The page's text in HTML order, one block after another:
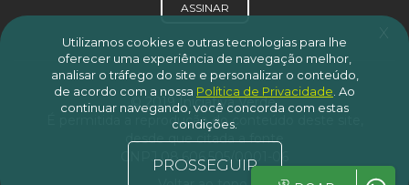
ASSINAR
© 2019 Iniciativa Verde.
É permitida a reprodução do conteúdo deste site,
desde que citada a fonte
CNPJ 08.606.505/0001-06
x
Utilizamos cookies e outras tecnologias para lhe
oferecer uma experiência de navegação melhor,
analisar o tráfego do site e personalizar o conteúdo,
de acordo com a nossa Política de Privacidade Ao
continuar navegando, você concorda com estas
condições.
PROSSEGUIR